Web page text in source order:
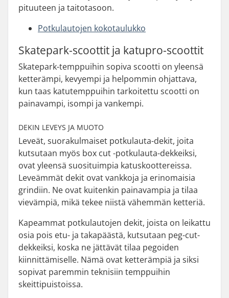
pituuteen ja taitotasoon.
Potkulautojen kokotaulukko
Skatepark-scoottit ja katupro-scoottit
Skatepark-temppuihin sopiva scootti on yleensä
ketterämpi, kevyempi ja helpommin ohjattava,
kun taas katutemppuihin tarkoitettu scootti on
painavampi, isompi ja vankempi.
DEKIN LEVEYS JA MUOTO
Leveät, suorakulmaiset potkulauta-dekit, joita
kutsutaan myös box cut -potkulauta-dekkeiksi,
ovat yleensä suosituimpia katuskoottereissa.
Leveämmät dekit ovat vankkoja ja erinomaisia
grindiin. Ne ovat kuitenkin painavampia ja tilaa
vievämpiä, mikä tekee niistä vähemmän ketteriä.
Kapeammat potkulautojen dekit, joista on leikattu
osia pois etu- ja takapäästä, kutsutaan peg-cut-
dekkeiksi, koska ne jättävät tilaa pegoiden
kiinnittämiselle. Nämä ovat ketterämpiä ja siksi
sopivat paremmin teknisiin temppuihin
skeittipuistoissa.